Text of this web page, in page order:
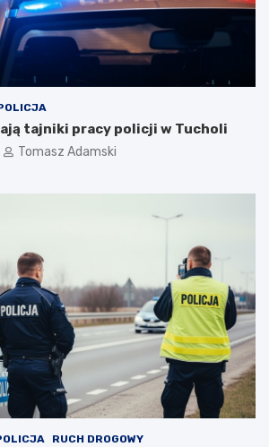
tajniki pracy policji w Tucholi
Tomasz Adamski
RUCH DROGOWY